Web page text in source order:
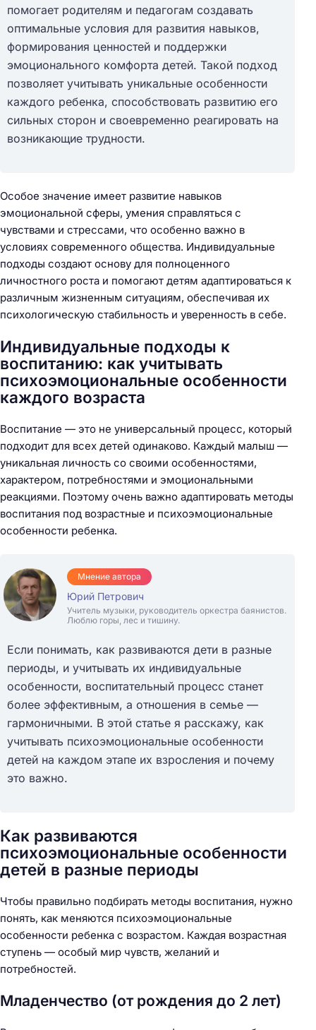
помогает родителям и педагогам создавать
оптимальные условия для развития навыков,
формирования ценностей и поддержки
эмоционального комфорта детей. Такой подход
позволяет учитывать уникальные особенности
каждого ребенка, способствовать развитию его
сильных сторон и своевременно реагировать на
возникающие трудности.
Особое значение имеет развитие навыков
эмоциональной сферы, умения справляться с
чувствами и стрессами, что особенно важно в
условиях современного общества. Индивидуальные
подходы создают основу для полноценного
личностного роста и помогают детям адаптироваться к
различным жизненным ситуациям, обеспечивая их
психологическую стабильность и уверенность в себе.
Индивидуальные подходы к
воспитанию: как учитывать
психоэмоциональные особенности
каждого возраста
Воспитание — это не универсальный процесс, который
подходит для всех детей одинаково. Каждый малыш —
уникальная личность со своими особенностями,
характером, потребностями и эмоциональными
реакциями. Поэтому очень важно адаптировать методы
воспитания под возрастные и психоэмоциональные
особенности ребенка.
Мнение автора
Юрий Петрович
Учитель музыки, руководитель оркестра баянистов.
Люблю горы, лес и тишину.
Если понимать, как развиваются дети в разные
периоды, и учитывать их индивидуальные
особенности, воспитательный процесс станет
более эффективным, а отношения в семье —
гармоничными. В этой статье я расскажу, как
учитывать психоэмоциональные особенности
детей на каждом этапе их взросления и почему
это важно.
Как развиваются
психоэмоциональные особенности
детей в разные периоды
Чтобы правильно подбирать методы воспитания, нужно
понять, как меняются психоэмоциональные
особенности ребенка с возрастом. Каждая возрастная
ступень — особый мир чувств, желаний и
потребностей.
Младенчество (от рождения до 2 лет)